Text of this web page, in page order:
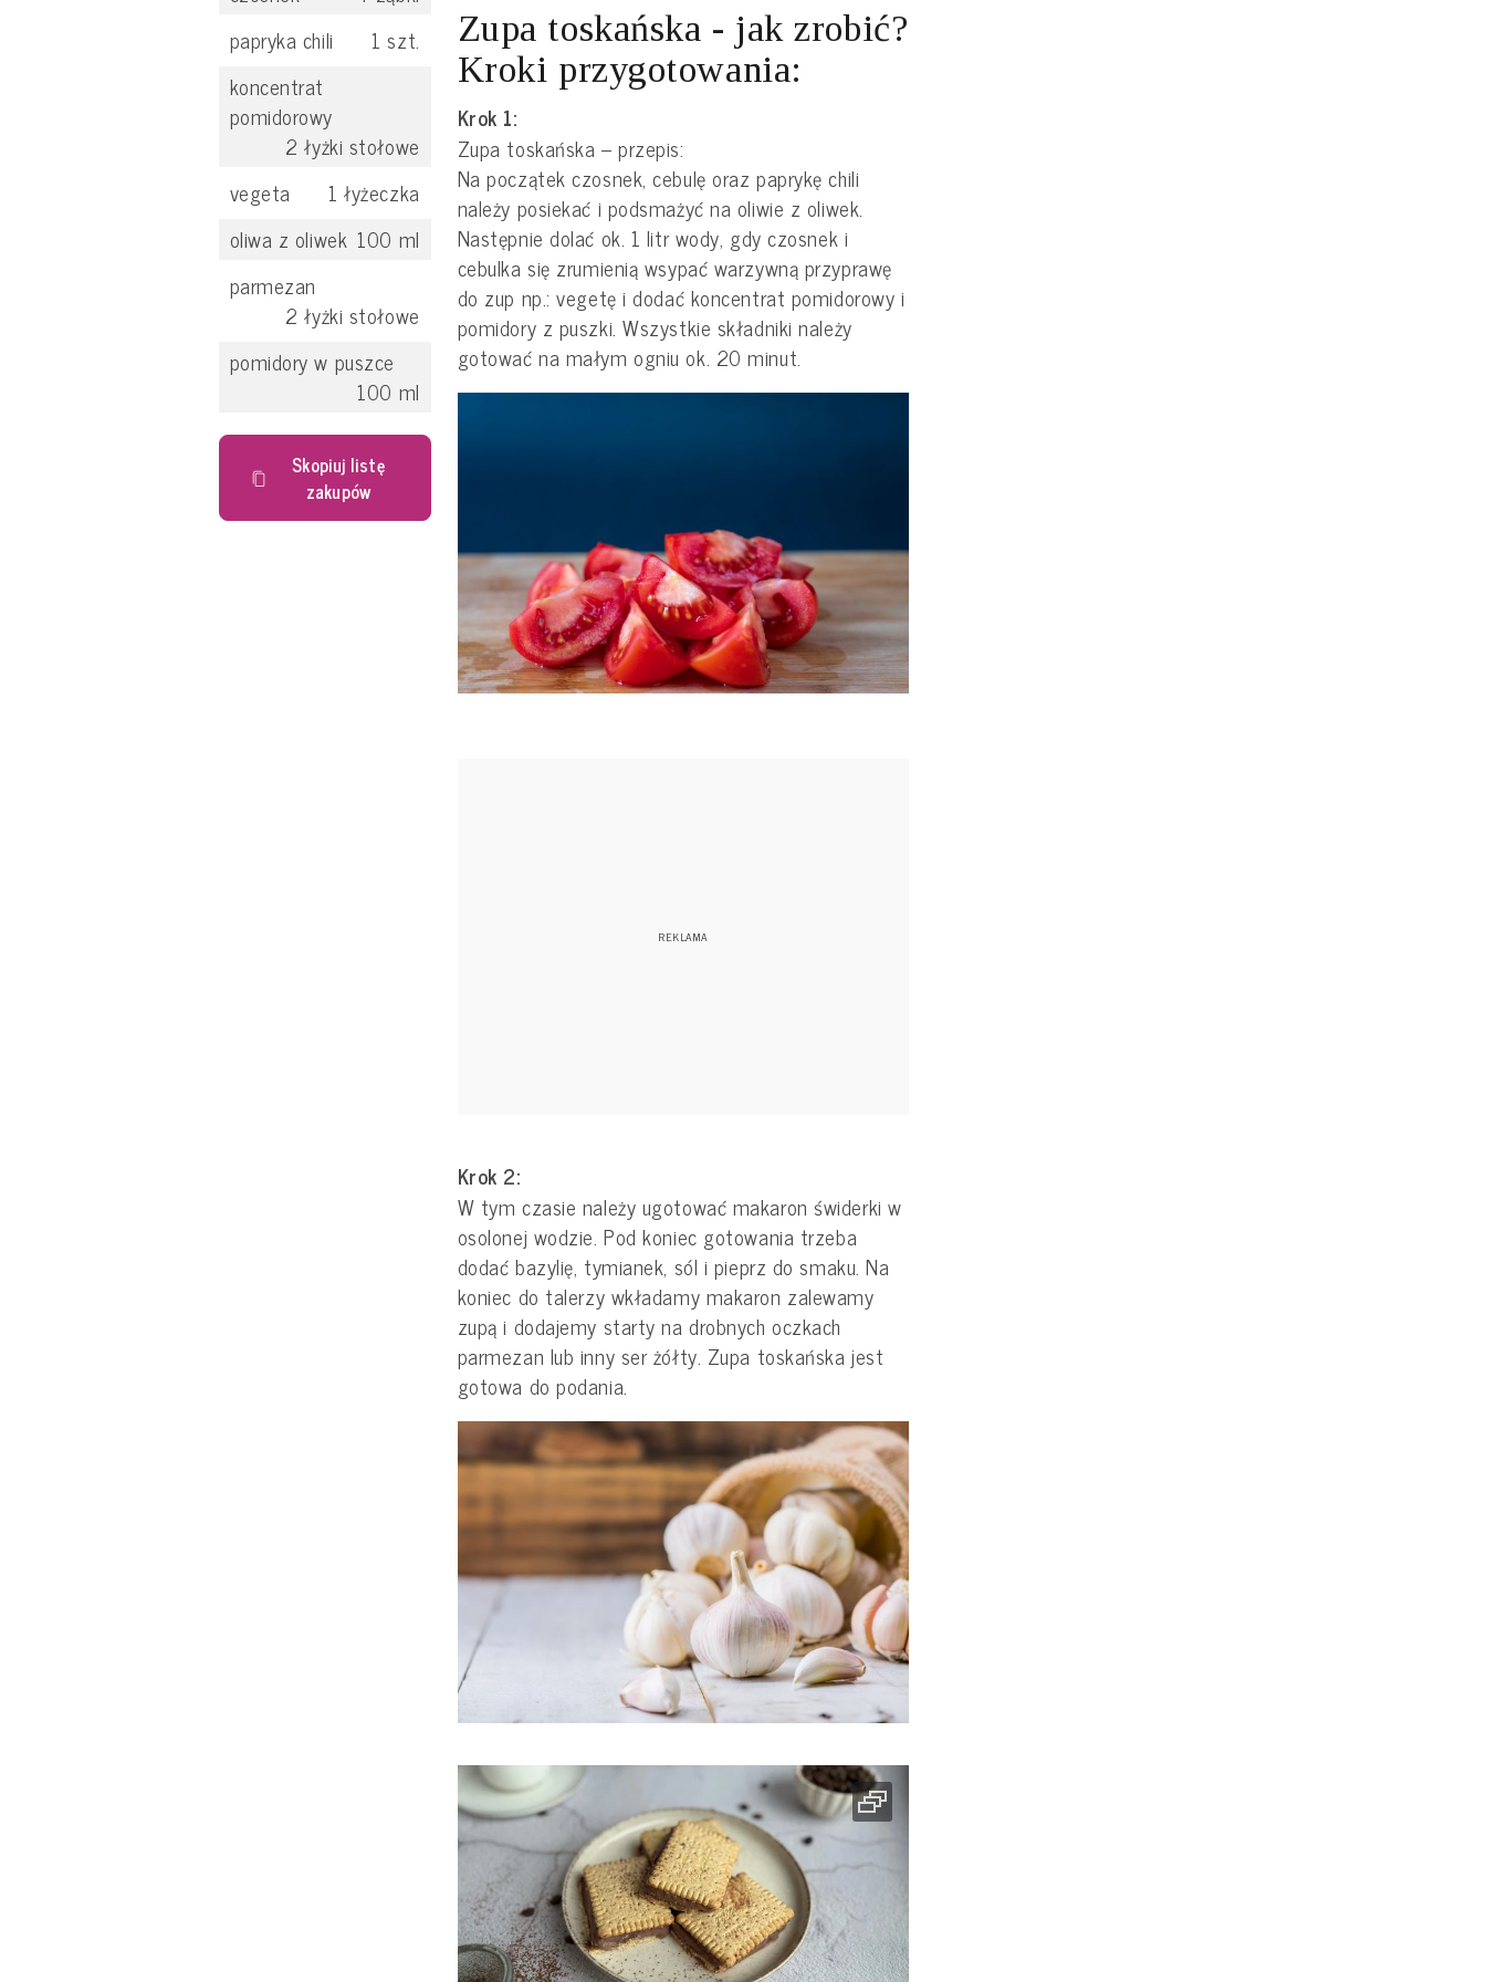
papryka chili
1 szt.
koncentrat
pomidorowy
2 łyżki stołowe
vegeta
1 łyżeczka
oliwa z oliwek 100 ml
parmezan
2 łyżki stołowe
pomidory w puszce
100 ml
Skopiuj listę
zakupów
Zupa toskańska - jak zrobić?
Kroki przygotowania:
Krok 1:
Zupa toskańska – przepis:
Na początek czosnek, cebulę oraz paprykę chili
należy posiekać i podsmażyć na oliwie z oliwek.
Następnie dolać ok. 1 litr wody, gdy czosnek i
cebulka się zrumienią wsypać warzywną przyprawę
do zup np.: vegetę i dodać koncentrat pomidorowy i
pomidory z puszki. Wszystkie składniki należy
gotować na małym ogniu ok. 20 minut.
Krok 2:
W tym czasie należy ugotować makaron świderki w
osolonej wodzie. Pod koniec gotowania trzeba
dodać bazylię, tymianek, sól i pieprz do smaku. Na
koniec do talerzy wkładamy makaron zalewamy
zupą i dodajemy starty na drobnych oczkach
parmezan lub inny ser żółty. Zupa toskańska jest
gotowa do podania.